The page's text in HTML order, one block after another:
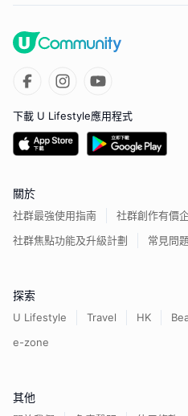
下載 U Lifestyle應用程式
關於
社群最強使用指南
社群創作有價
社群焦點功能及升級計劃
常見問
探索
U Lifestyle Travel HK
e-zone
其他